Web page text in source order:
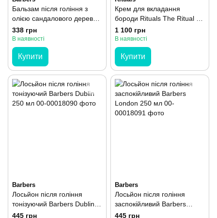
Бальзам після гоління з
олією сандалового дерева
Barbers Sandalwood 100 мл
338 грн
В наявності
Купити
Крем для вкладання
бороди Rituals The Ritual Of
Homme 30 мл
1 100 грн
В наявності
Купити
Barbers
Лосьйон після гоління
тонізуючий Barbers Dublin
250 мл
445 грн
Barbers
Лосьйон після гоління
заспокійливий Barbers
London 250 мл
445 грн